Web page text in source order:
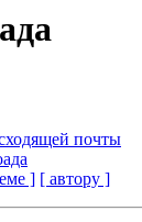
почты
] [ автору ]